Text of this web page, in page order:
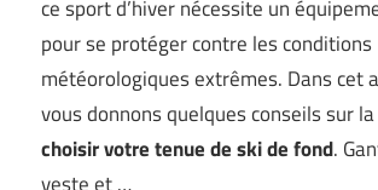
ce sport d’hiver nécessite un
pour se protéger contre les conditions
météorologiques extrêmes. Dans cet
vous donnons quelques conseils sur
choisir votre tenue de ski de fond.